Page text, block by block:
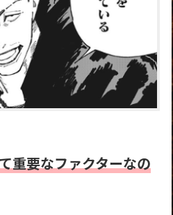
重要なファクターなの